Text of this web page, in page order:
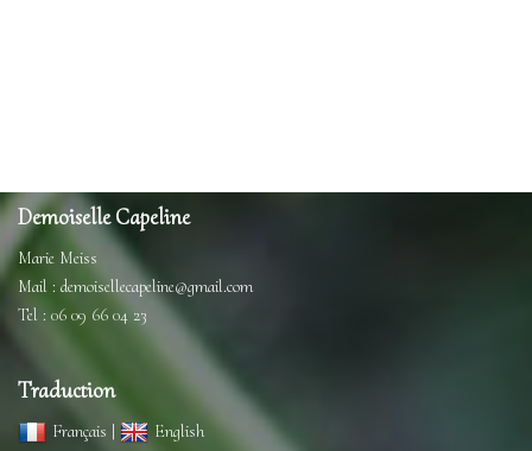
Demoiselle Capeline
Marie Meiss
Mail : demoisellecapeline@gmail.com
Tel : 06 09 66 04 23
Traduction
Français | English